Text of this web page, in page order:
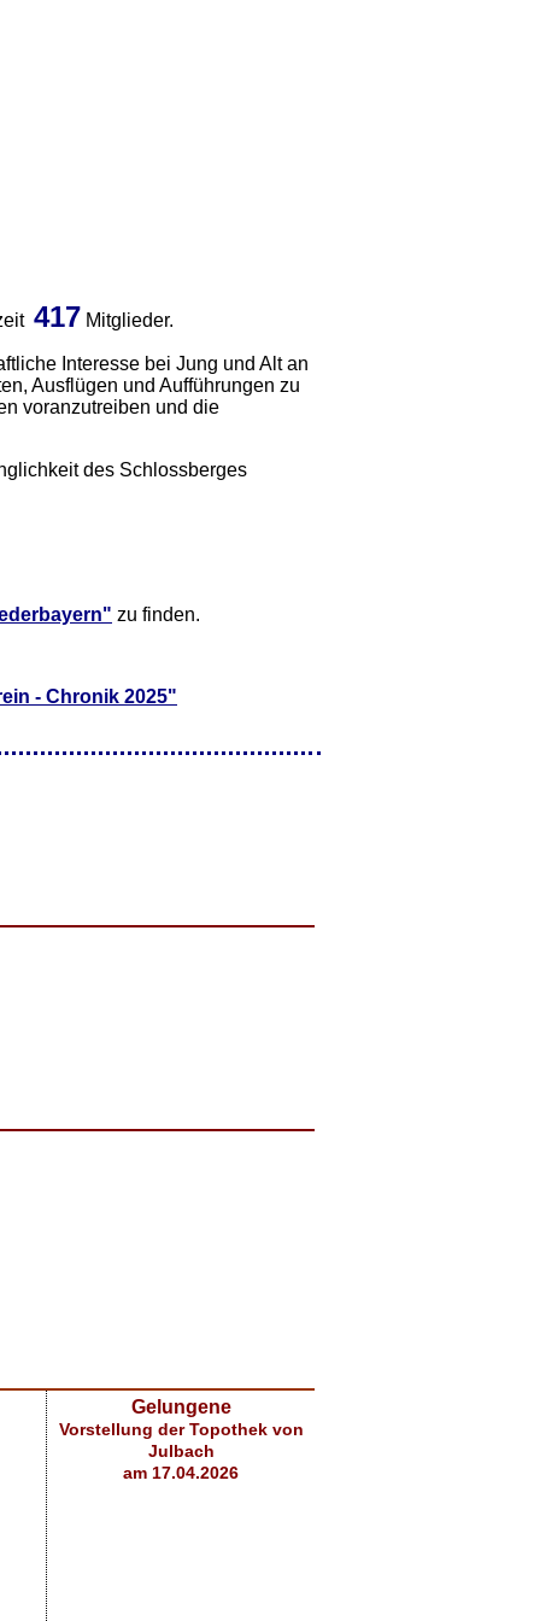
417 Mitglieder.
Interesse bei Jung und Alt an
Ausflügen und Aufführungen zu
voranzutreiben und die
des Schlossberges
zu finden.
- Chronik 2025"
Gelungene
Vorstellung der Topothek von
Julbach
am 17.04.2026